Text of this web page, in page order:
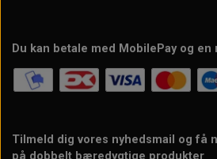
Du kan betale med MobilePay og
Tilmeld dig vores nyhedsmail og få